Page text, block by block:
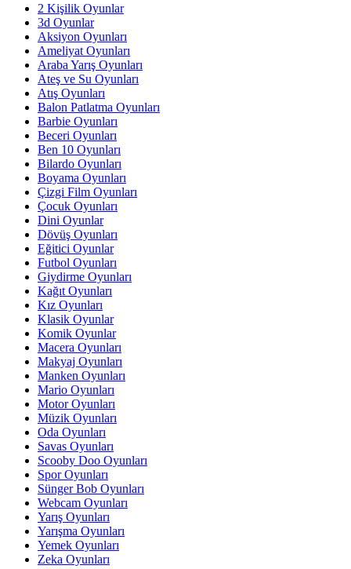
2 Kişilik Oyunlar
3d Oyunlar
Aksiyon Oyunları
Ameliyat Oyunları
Araba Yarış Oyunları
Ateş ve Su Oyunları
Atış Oyunları
Balon Patlatma Oyunları
Barbie Oyunları
Beceri Oyunları
Ben 10 Oyunları
Bilardo Oyunları
Boyama Oyunları
Çizgi Film Oyunları
Çocuk Oyunları
Dini Oyunlar
Dövüş Oyunları
Eğitici Oyunlar
Futbol Oyunları
Giydirme Oyunları
Kağıt Oyunları
Kız Oyunları
Klasik Oyunlar
Komik Oyunlar
Macera Oyunları
Makyaj Oyunları
Manken Oyunları
Mario Oyunları
Motor Oyunları
Müzik Oyunları
Oda Oyunları
Savas Oyunları
Scooby Doo Oyunları
Spor Oyunları
Sünger Bob Oyunları
Webcam Oyunları
Yarış Oyunları
Yarışma Oyunları
Yemek Oyunları
Zeka Oyunları